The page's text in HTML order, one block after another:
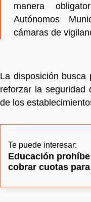
manera
Autónomos
cámaras de
La disposición busca
reforzar la seguridad
de los
Te puede interesar:
Educación
cobrar cuotas